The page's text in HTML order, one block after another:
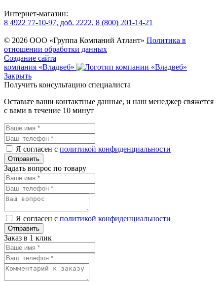
Интернет-магазин:
8 4922 77-10-97, доб. 2222, 8 (800) 201-14-21
© 2026 ООО «Группа Компаний Атлант» Политика в
отношении обработки данных
Создание сайта
компания «Владвеб»
Закрыть
Получить консультацию специалиста
Оставьте ваши контактные данные, и наш менеджер свяжется
с вами в течение 10 минут
Я согласен с политикой конфиденциальности
Задать вопрос по товару
Я согласен с политикой конфиденциальности
Заказ в 1 клик